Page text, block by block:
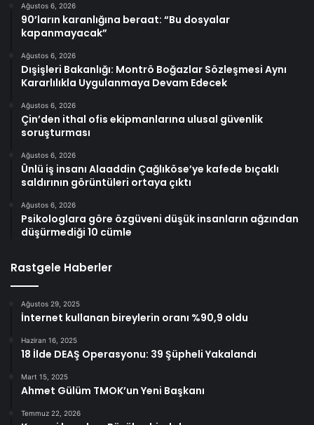
Ağustos 6, 2026
90’ların karanlığına beraat: “Bu dosyalar
kapanmayacak”
Ağustos 6, 2026
Dışişleri Bakanlığı: Montrö Boğazlar Sözleşmesi Aynı
Kararlılıkla Uygulanmaya Devam Edecek
Ağustos 6, 2026
Çin’den ithal ofis ekipmanlarına ulusal güvenlik
soruşturması
Ağustos 6, 2026
Ünlü iş insanı Alaaddin Çağlıköse’ye kafede bıçaklı
saldırının görüntüleri ortaya çıktı
Ağustos 6, 2026
Psikologlara göre özgüveni düşük insanların ağzından
düşürmediği 10 cümle
Rastgele Haberler
Ağustos 29, 2025
İnternet kullanan bireylerin oranı %90,9 oldu
Haziran 16, 2025
18 İlde DEAŞ Operasyonu: 39 Şüpheli Yakalandı
Mart 15, 2025
Ahmet Gülüm TMOK’un Yeni Başkanı
Temmuz 22, 2026